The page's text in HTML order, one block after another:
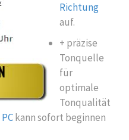
Richtung
auf.
+ präzise
Tonquelle
für
optimale
Tonqualität
PCkann sofort beginnen